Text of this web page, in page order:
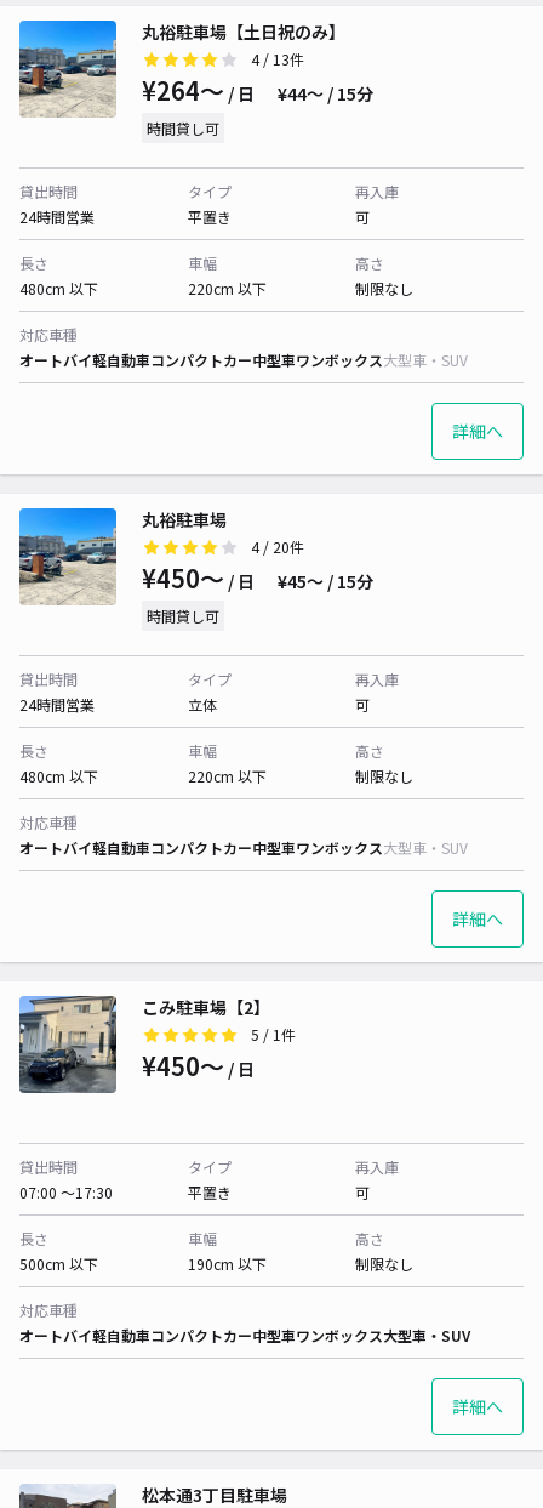
丸裕駐車場【土日祝のみ】
4/ 13件
¥264〜 / 日 ¥44〜 / 15分
時間貸し可
貸出時間
24時間営業
タイプ
平置き
再入庫
可
長さ
480cm 以下
車幅
220cm 以下
高さ
制限なし
対応車種
オートバイ軽自動車コンパクトカー中型車ワンボックス大型車・SUV
詳細へ
丸裕駐車場
4/ 20件
¥450〜 / 日 ¥45〜 / 15分
時間貸し可
貸出時間
24時間営業
タイプ
立体
再入庫
可
長さ
480cm 以下
車幅
220cm 以下
高さ
制限なし
対応車種
オートバイ軽自動車コンパクトカー中型車ワンボックス大型車・SUV
詳細へ
こみ駐車場【2】
5 / 1件
¥450〜 / 日
貸出時間
07:00 〜17:30
タイプ
平置き
再入庫
可
長さ
500cm 以下
車幅
190cm 以下
高さ
制限なし
対応車種
オートバイ軽自動車コンパクトカー中型車ワンボックス大型車・SUV
詳細へ
松本通3丁目駐車場